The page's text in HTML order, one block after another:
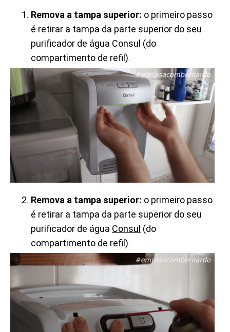
Remova a tampa superior: o primeiro passo
é retirar a tampa da parte superior do seu
purificador de água Consul (do
compartimento de refil).
Remova a tampa superior: o primeiro passo
é retirar a tampa da parte superior do seu
purificador de água Consul (do
compartimento de refil).